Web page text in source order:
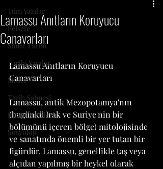
Tüm Yazılar
Felsefe
Sanat Tarihi
Tarihi Yapılar
Mitler
Tarih Sahnesi
Kitap Önerileri
Sosyoloji
Lamassu Anıtların Koruyucu
Canavarları
Lamassu Anıtların Koruyucu
Canavarları
Lamassu, antik Mezopotamya'nın
(bugünkü Irak ve Suriye'nin bir
bölümünü içeren bölge) mitolojisinde
ve sanatında önemli bir yer tutan bir
figürdür. Lamassu, genellikle taş veya
alçıdan yapılmış bir heykel olarak